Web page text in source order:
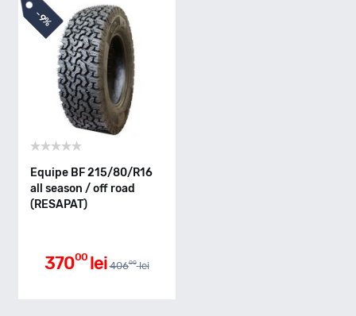
H - max 210km/h
Indice greutate
E
Aderenta pe carosabil ud
-
9%
Equipe BF 215/80/R16
all season / off road
(RESAPAT)
37000 lei 40600 lei